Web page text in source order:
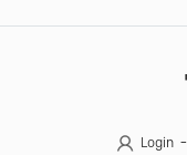
Login